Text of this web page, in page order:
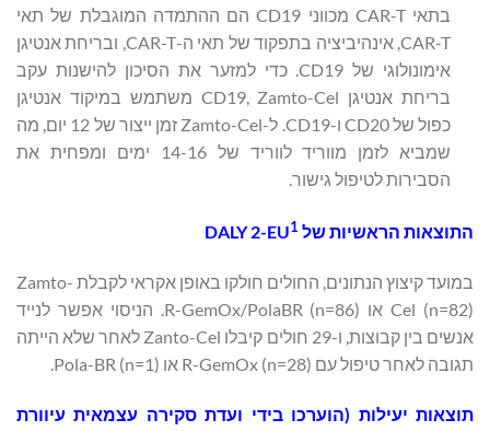
בתאי CAR-T מכווני CD19 הם ההתמדה המוגבלת של תאי
CAR-T, אינהיביציה בתפקוד של תאי ה-CAR-T, ובריחת אנטיגן
אימונולוגי של CD19. כדי למזער את הסיכון להישנות עקב
בריחת אנטיגן CD19, Zamto-Cel משתמש במיקוד אנטיגן
כפול של CD20 ו-CD19. ל-Zamto-Cel זמן ייצור של 12 יום, מה
שמביא לזמן מווריד לווריד של 14-16 ימים ומפחית את
הסבירות לטיפול גישור.
התוצאות הראשיות של DALY 2-EU1
במועד קיצוץ הנתונים, החולים חולקו באופן אקראי לקבלת Zamto-
Cel (n=82) או R-GemOx/PolaBR (n=86). הניסוי אפשר לנייד
אנשים בין קבוצות, ו-29 חולים קיבלו Zanto-Cel לאחר שלא הייתה
תגובה לאחר טיפול עם R-GemOx (n=28) או Pola-BR (n=1).
תוצאות יעילות (הוערכו בידי ועדת סקירה עצמאית עיוורת